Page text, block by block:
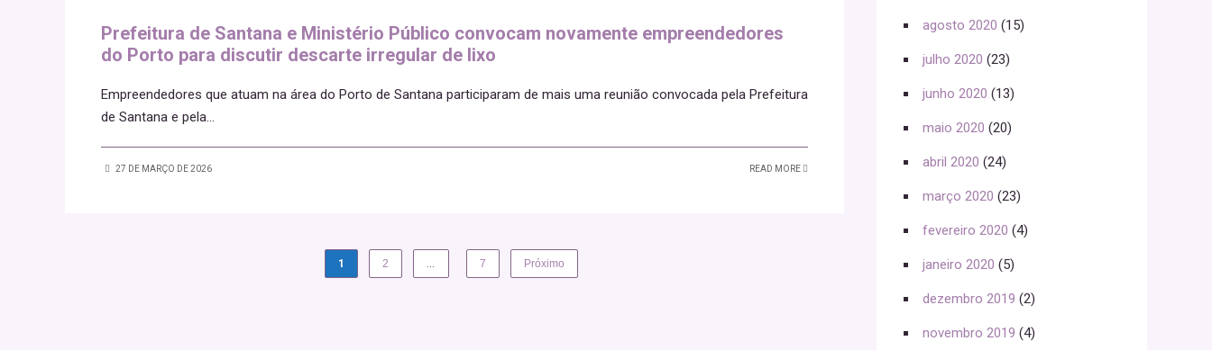
Prefeitura de Santana e Ministério Público convocam novamente empreendedores
do Porto para discutir descarte irregular de lixo
Empreendedores que atuam na área do Porto de Santana participaram de mais uma reunião convocada pela Prefeitura
de Santana e pela...
27 DE MARÇO DE 2026 READ MORE
1 2 … 7 Próximo
agosto 2020 (15)
julho 2020 (23)
junho 2020 (13)
maio 2020 (20)
abril 2020 (24)
março 2020 (23)
fevereiro 2020 (4)
janeiro 2020 (5)
dezembro 2019 (2)
novembro 2019 (4)